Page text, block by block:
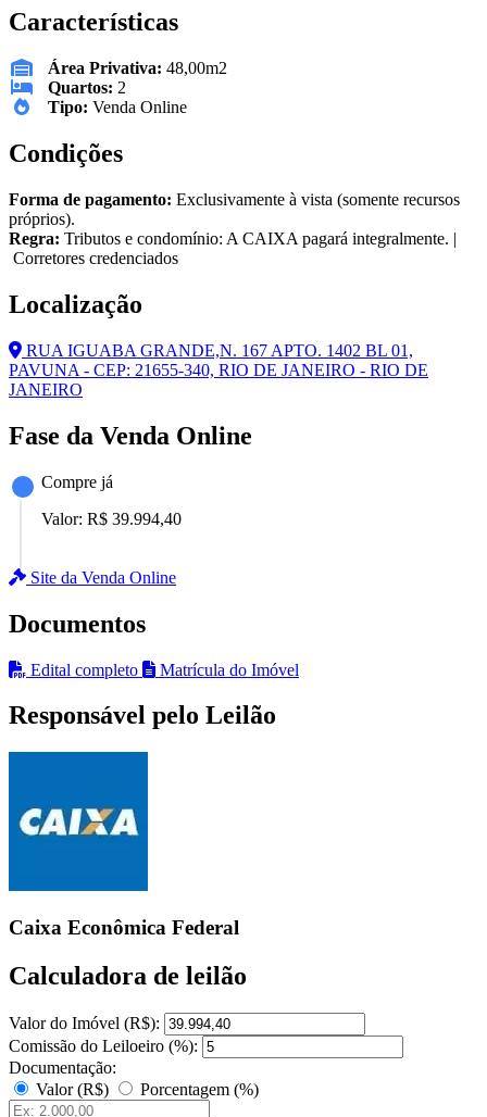
Características
Área Privativa: 48,00m2
Quartos: 2
Tipo: Venda Online
Condições
Forma de pagamento: Exclusivamente à vista (somente recursos
próprios).
Regra: Tributos e condomínio: A CAIXA pagará integralmente. |
Corretores credenciados
Localização
RUA IGUABA GRANDE,N. 167 APTO. 1402 BL 01,
PAVUNA - CEP: 21655-340, RIO DE JANEIRO - RIO DE
JANEIRO
Fase da Venda Online
Compre já
Valor: R$ 39.994,40
Site da Venda Online
Documentos
Edital completo Matrícula do Imóvel
Responsável pelo Leilão
Caixa Econômica Federal
Calculadora de leilão
Valor do Imóvel (R$):
Comissão do Leiloeiro (%):
Documentação:
Valor (R$)
Porcentagem (%)